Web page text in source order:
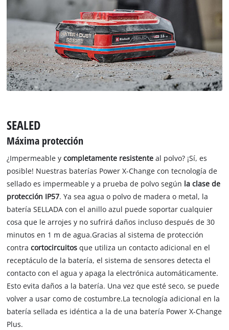
SEALED
Máxima protección
¿Impermeable y completamente resistente al polvo? ¡Sí, es
posible! Nuestras baterías Power X-Change con tecnología de
sellado es impermeable y a prueba de polvo según la clase de
protección IP57. Ya sea agua o polvo de madera o metal, la
batería SELLADA con el anillo azul puede soportar cualquier
cosa que le arrojes y no sufrirá daños incluso después de 30
minutos en 1 m de agua.Gracias al sistema de protección
contracortocircuitos que utiliza un contacto adicional en el
receptáculo de la batería, el sistema de sensores detecta el
contacto con el agua y apaga la electrónica automáticamente.
Esto evita daños a la batería. Una vez que esté seco, se puede
volver a usar como de costumbre.La tecnología adicional en la
batería sellada es idéntica a la de una batería Power X-Change
Plus.